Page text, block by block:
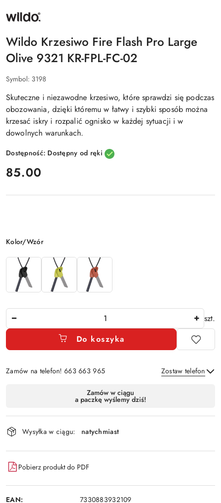
NAZWA
PRODUCENTA:
Wildo Krzesiwo Fire Flash Pro Large
Olive 9321 KR-FPL-FC-02
Symbol: 3198
Skuteczne i niezawodne krzesiwo, które sprawdzi się podczas
obozowania, dzięki któremu w łatwy i szybki sposób można
krzesać iskry i rozpalić ognisko w każdej sytuacji i w
dowolnych warunkach.
Dostępność: Dostępny od ręki
cena:
85.00
Wariant
Kolor/Wzór
szt.
Do koszyka
Zamów na telefon! 663 663 965 Zostaw telefon
Wyślij
dostawa
Zamów w ciągu
a paczkę wyślemy dziś!
Wysyłka w ciągu: natychmiast
Pobierz produkt do PDF
EAN: 7330883932109